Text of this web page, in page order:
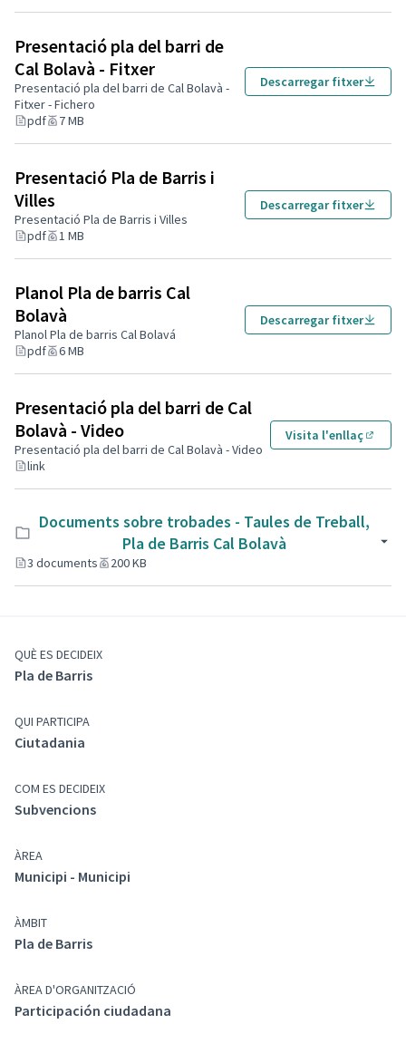
Presentació pla del barri de
Cal Bolavà - Fitxer
Presentació pla del barri de Cal Bolavà -
Fitxer - Fichero
pdf
7 MB
Descarregar fitxer
Presentació Pla de Barris i
Villes
Presentació Pla de Barris i Villes
pdf
1 MB
Descarregar fitxer
Planol Pla de barris Cal
Bolavà
Planol Pla de barris Cal Bolavá
pdf
6 MB
Descarregar fitxer
Presentació pla del barri de Cal
Bolavà - Video
Presentació pla del barri de Cal Bolavà - Video
link
Visita l'enllaç
Documents sobre trobades - Taules de Treball,
Pla de Barris Cal Bolavà
3 documents 200 KB
QUÈ ES DECIDEIX
Pla de Barris
QUI PARTICIPA
Ciutadania
COM ES DECIDEIX
Subvencions
ÀREA
Municipi - Municipi
ÀMBIT
Pla de Barris
ÀREA D'ORGANITZACIÓ
Participación ciudadana